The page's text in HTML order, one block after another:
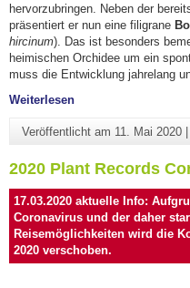
hervorzubringen. Neben der
präsentiert er nun eine filigrane
hircinum). Das ist besonders
heimischen Orchidee um ein
muss die Entwicklung jahrelang
Weiterlesen"Andrena und der
Veröffentlicht am 11. Mai 2020|
2020 Plant Records
17.03.2020 aktuelle Info:
Coronavirus und der daher
Reisemöglichkeiten wird die
2020 verschoben.